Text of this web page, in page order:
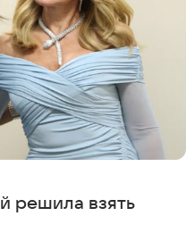
решила взять